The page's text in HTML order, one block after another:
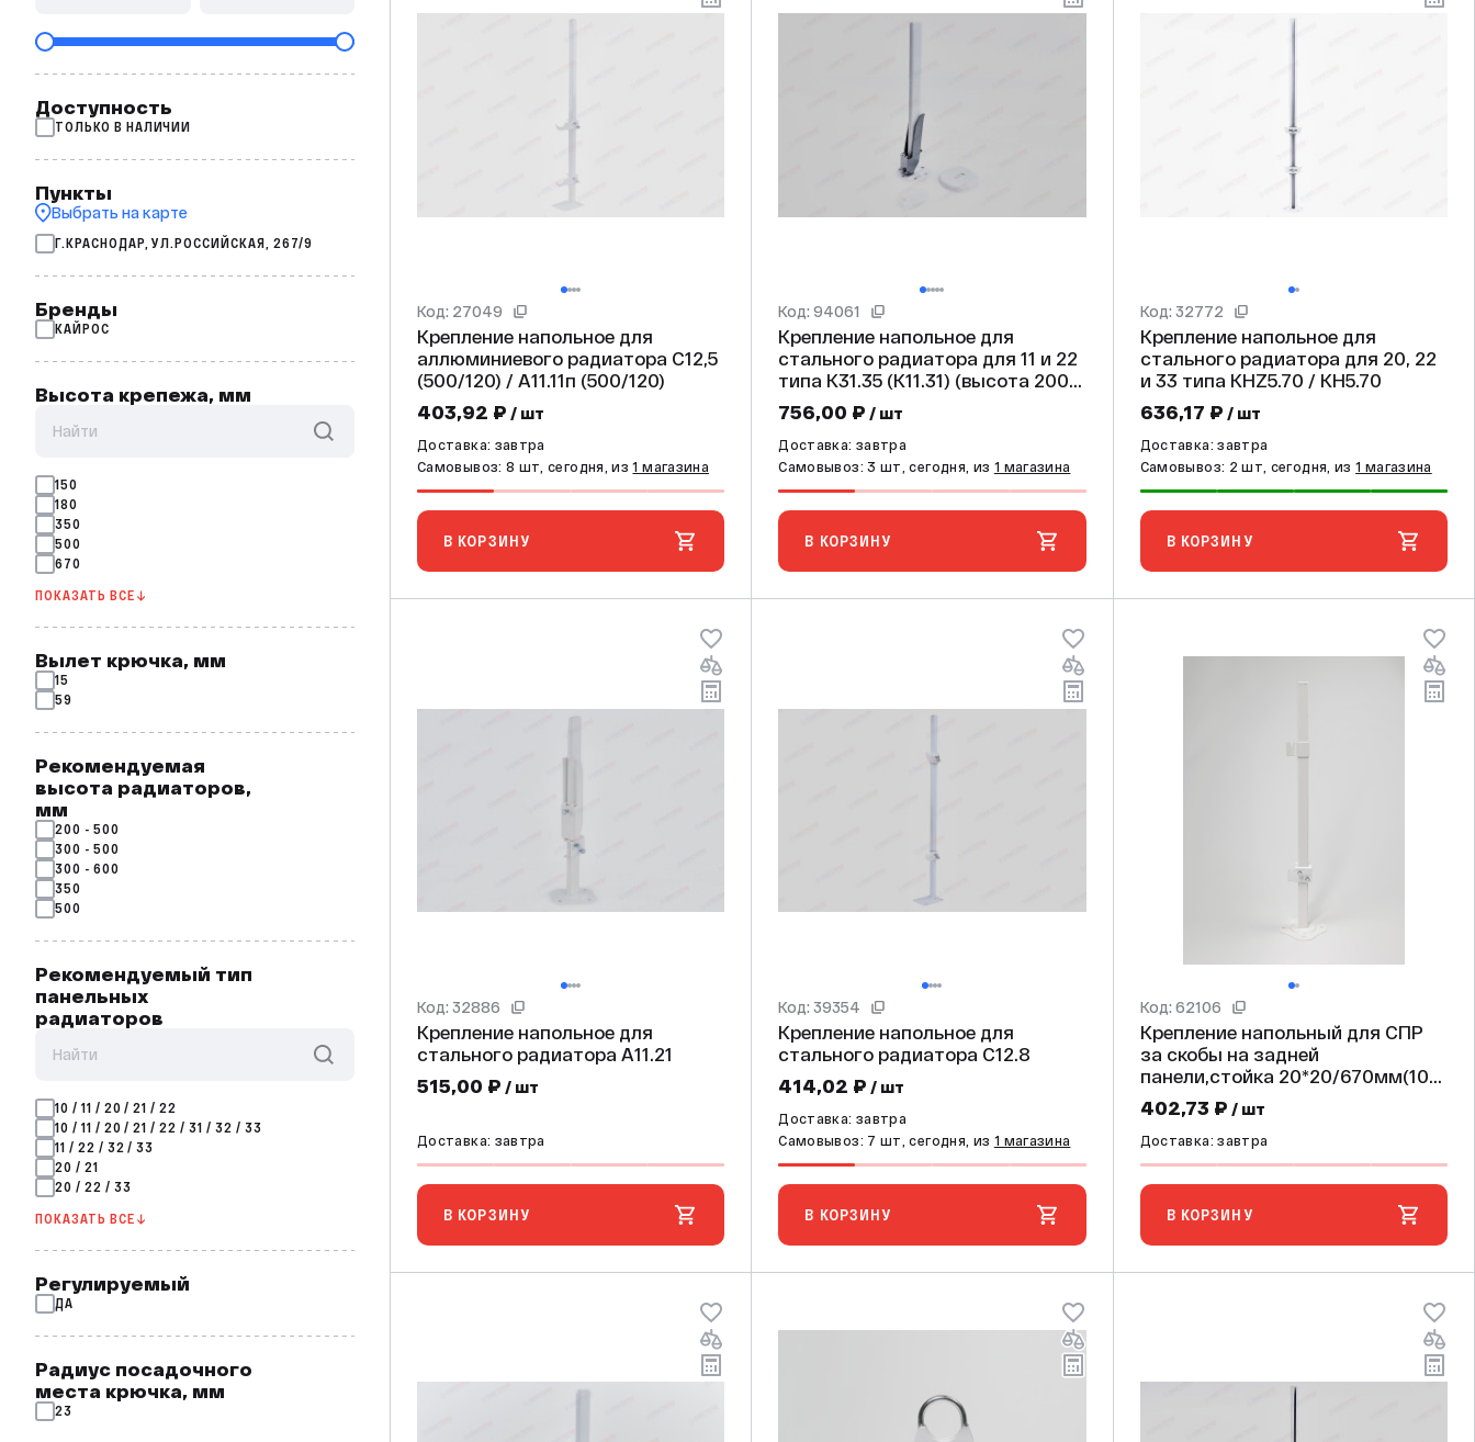
Доступность
ТОЛЬКО В НАЛИЧИИ
Пункты
Выбрать на карте
Г.КРАСНОДАР, УЛ.РОССИЙСКАЯ, 267/9
Бренды
КАЙРОС
Высота крепежа, мм
150
180
350
500
670
ПОКАЗАТЬ ВСЕ ↓
Вылет крючка, мм
15
59
Рекомендуемая
высота радиаторов,
мм
200 - 500
300 - 500
300 - 600
350
500
Рекомендуемый тип
панельных
радиаторов
10 / 11 / 20 / 21 / 22
10 / 11 / 20 / 21 / 22 / 31 / 32 / 33
11 / 22 / 32 / 33
20 / 21
20 / 22 / 33
ПОКАЗАТЬ ВСЕ ↓
Регулируемый
ДА
Радиус посадочного
места крючка, мм
23
Код: 27049
Крепление напольное для
аллюминиевого радиатора С12,5
(500/120) / А11.11п (500/120)
403,92 ₽ / шт
Доставка: завтра
Самовывоз: 8 шт, сегодня, из1 магазина
В КОРЗИНУ
Код: 94061
Крепление напольное для
стального радиатора для 11 и 22
типа К31.35 (К11.31) (высота 200-
600)
756,00 ₽ / шт
Доставка: завтра
Самовывоз: 3 шт, сегодня, из 1 магазина
В КОРЗИНУ
Код: 32772
Крепление напольное для
стального радиатора для 20, 22
и 33 типа КНZ5.70 / КН5.70
636,17 ₽ / шт
Доставка: завтра
Самовывоз: 2 шт, сегодня, из1 магазина
В КОРЗИНУ
Код: 32886
Крепление напольное для
стального радиатора А11.21
515,00 ₽ / шт
Доставка: завтра
В КОРЗИНУ
Код: 39354
Крепление напольное для
стального радиатора С12.8
414,02 ₽ / шт
Доставка: завтра
Самовывоз: 7 шт, сегодня, из 1 магазина
В КОРЗИНУ
Код: 62106
Крепление напольный для СПР
за скобы на задней
панели,стойка 20*20/670мм(10
шт/кор)
402,73 ₽ / шт
Доставка: завтра
В КОРЗИНУ